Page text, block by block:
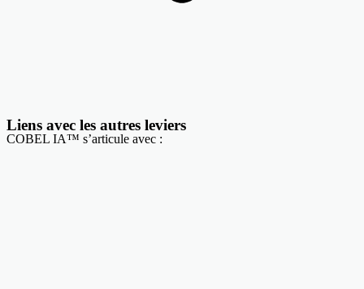
Liens avec les autres leviers
COBEL IA™ s’articule avec :